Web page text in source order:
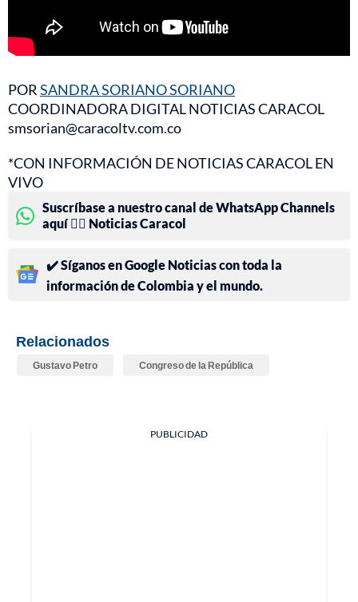
PORSANDRA SORIANO SORIANO
COORDINADORA DIGITAL NOTICIAS CARACOL
smsorian@caracoltv.com.co
*CON INFORMACIÓN DE NOTICIAS CARACOL EN
VIVO
Suscríbase a nuestro canal de WhatsApp Channels
aquí 👉🏻 Noticias Caracol
✔️ Síganos en Google Noticias con toda la
información de Colombia y el mundo.
Relacionados
Gustavo Petro Congreso de la República
PUBLICIDAD